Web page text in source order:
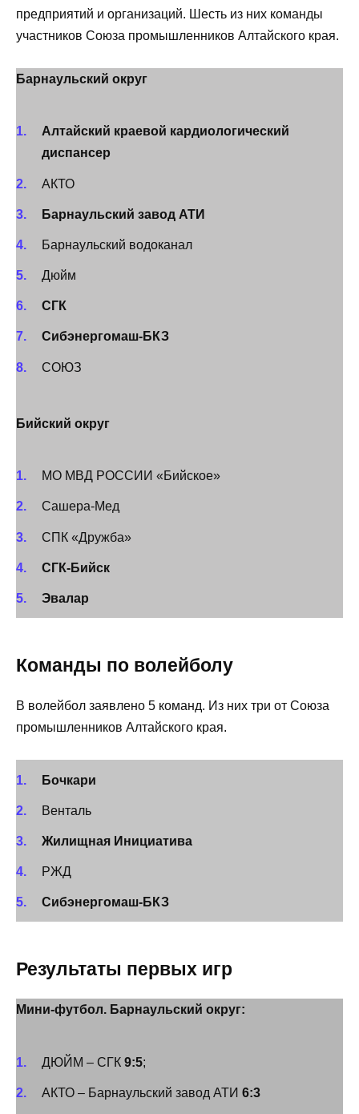
предприятий и организаций. Шесть из них команды
участников Союза промышленников Алтайского края.
Барнаульский округ
Алтайский краевой кардиологический
диспансер
АКТО
Барнаульский завод АТИ
Барнаульский водоканал
Дюйм
СГК
Сибэнергомаш-БКЗ
СОЮЗ
Бийский округ
МО МВД РОССИИ «Бийское»
Сашера-Мед
СПК «Дружба»
СГК-Бийск
Эвалар
Команды по волейболу
В волейбол заявлено 5 команд. Из них три от Союза
промышленников Алтайского края.
Бочкари
Венталь
Жилищная Инициатива
РЖД
Сибэнергомаш-БКЗ
Результаты первых игр
Мини-футбол. Барнаульский округ:
ДЮЙМ – СГК 9:5;
АКТО – Барнаульский завод АТИ 6:3